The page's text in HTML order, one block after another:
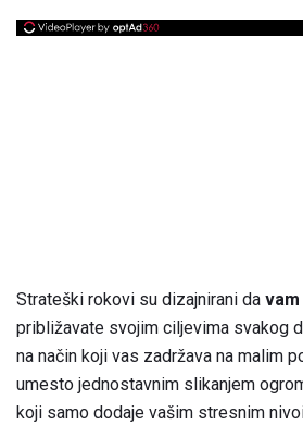
Strateški rokovi su dizajnirani da
približavate svojim ciljevima svakog
na način koji vas zadržava na malim
umesto jednostavnim slikanjem
koji samo dodaje vašim stresnim